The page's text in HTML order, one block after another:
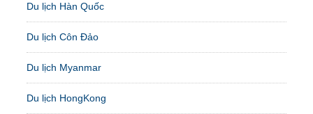
Du lịch Hàn Quốc
Du lịch Côn Đảo
Du lịch Myanmar
Du lịch HongKong